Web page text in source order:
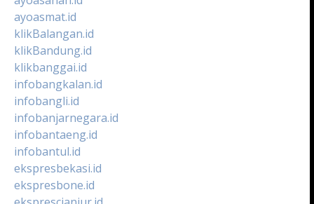
ayoasmat.id
klikBalangan.id
klikBandung.id
klikbanggai.id
infobangkalan.id
infobangli.id
infobanjarnegara.id
infobantaeng.id
infobantul.id
ekspresbekasi.id
ekspresbone.id